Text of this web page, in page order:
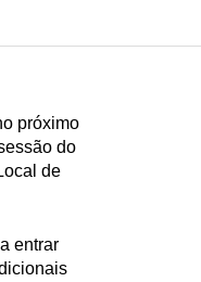
próximo
do
de
entrar